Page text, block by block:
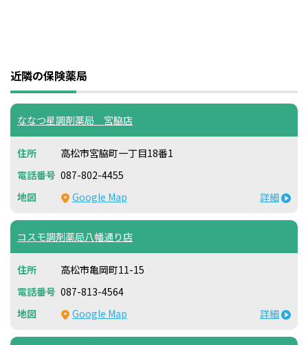
近隣の保険薬局
ななつ星調剤薬局 宮脇店
高松市宮脇町一丁目18番1
087-802-4455
Google Map
詳細
コスモ調剤薬局八幡通り店
高松市亀岡町11-15
087-813-4564
Google Map
詳細